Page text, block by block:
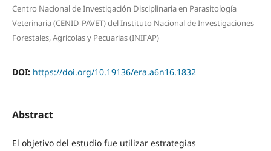
Centro Nacional de Investigación Disciplinaria en Parasitología
Veterinaria (CENID-PAVET) del Instituto Nacional de Investigaciones
Forestales, Agrícolas y Pecuarias (INIFAP)
DOI: https://doi.org/10.19136/era.a6n16.1832
Abstract
El objetivo del estudio fue utilizar estrategias